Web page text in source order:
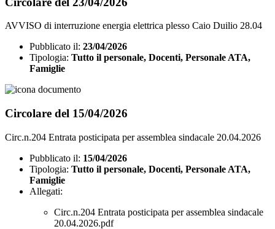
AVVISO di interruzione energia elettrica plesso Caio Duilio 28.04
Pubblicato il: 23/04/2026
Tipologia: Tutto il personale, Docenti, Personale ATA,
Famiglie
Circolare del 15/04/2026
Circ.n.204 Entrata posticipata per assemblea sindacale 20.04.2026
Pubblicato il: 15/04/2026
Tipologia: Tutto il personale, Docenti, Personale ATA,
Famiglie
Allegati:
Circ.n.204 Entrata posticipata per assemblea sindacale
20.04.2026.pdf